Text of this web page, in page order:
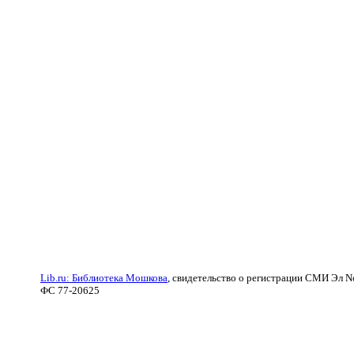
Lib.ru: Библиотека Мошкова , свидетельство о регистрации СМИ Эл
ФС 77-20625